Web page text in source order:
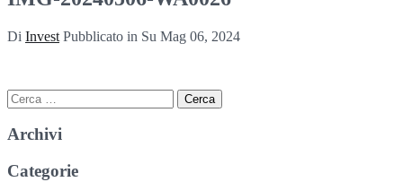
Di Invest Pubblicato in Su Mag 06, 2024
Ricerca
per:
Archivi
Categorie